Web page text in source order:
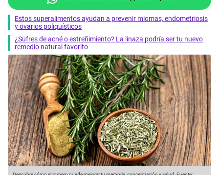
Estos superalimentos ayudan a prevenir miomas, endometriosis
y ovarios poliquísticos
¿Sufres de acné o estreñimiento? La linaza podría ser tu nuevo
remedio natural favorito